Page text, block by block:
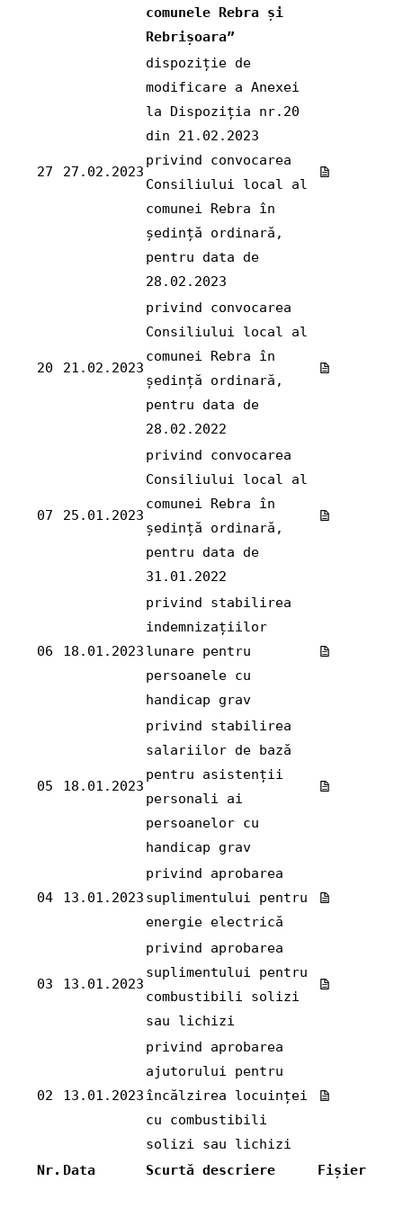
comunele Rebra și
Rebrișoara”
27 27.02.2023
dispoziție de
modificare a Anexei
la Dispoziția nr.20
din 21.02.2023
privind convocarea
Consiliului local al
comunei Rebra în
ședință ordinară,
pentru data de
28.02.2023
20 21.02.2023
privind convocarea
Consiliului local al
comunei Rebra în
ședință ordinară,
pentru data de
28.02.2022
07 25.01.2023
privind convocarea
Consiliului local al
comunei Rebra în
ședință ordinară,
pentru data de
31.01.2022
06 18.01.2023
privind stabilirea
indemnizațiilor
lunare pentru
persoanele cu
handicap grav
05 18.01.2023
privind stabilirea
salariilor de bază
pentru asistenții
personali ai
persoanelor cu
handicap grav
04 13.01.2023
privind aprobarea
suplimentului pentru
energie electrică
03 13.01.2023
privind aprobarea
suplimentului pentru
combustibili solizi
sau lichizi
02 13.01.2023
privind aprobarea
ajutorului pentru
încălzirea locuinței
cu combustibili
solizi sau lichizi
Nr. Data Scurtă descriere Fișier